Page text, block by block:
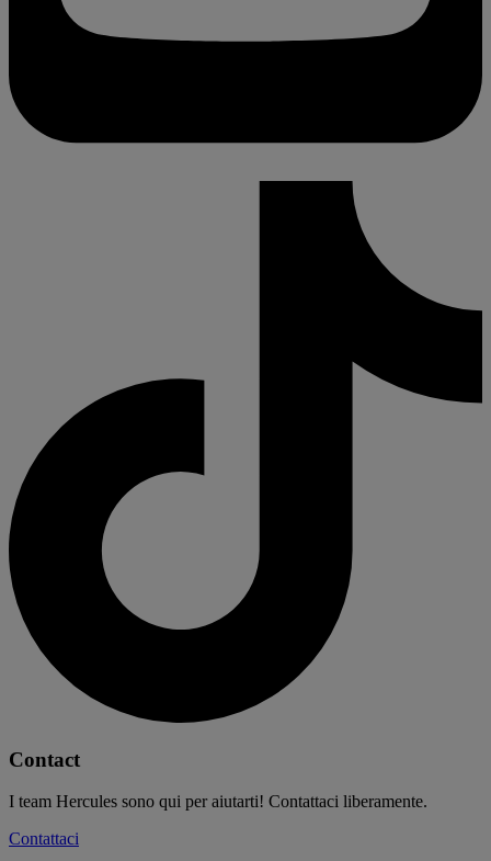
Contact
I team Hercules sono qui per aiutarti! Contattaci liberamente.
Contattaci